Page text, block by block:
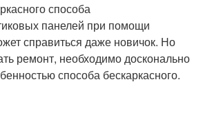
способа
панелей при помощи
справиться даже новичок. Но
ремонт, необходимо досконально
способа бескаркасного.